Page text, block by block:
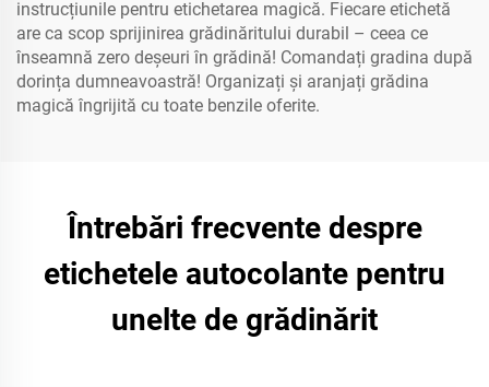
instrucțiunile pentru etichetarea magică. Fiecare etichetă
are ca scop sprijinirea grădinăritului durabil – ceea ce
înseamnă zero deșeuri în grădină! Comandați gradina după
dorința dumneavoastră! Organizați și aranjați grădina
magică îngrijită cu toate benzile oferite.
Întrebări frecvente despre
etichetele autocolante pentru
unelte de grădinărit